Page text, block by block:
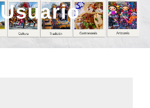
Usuario